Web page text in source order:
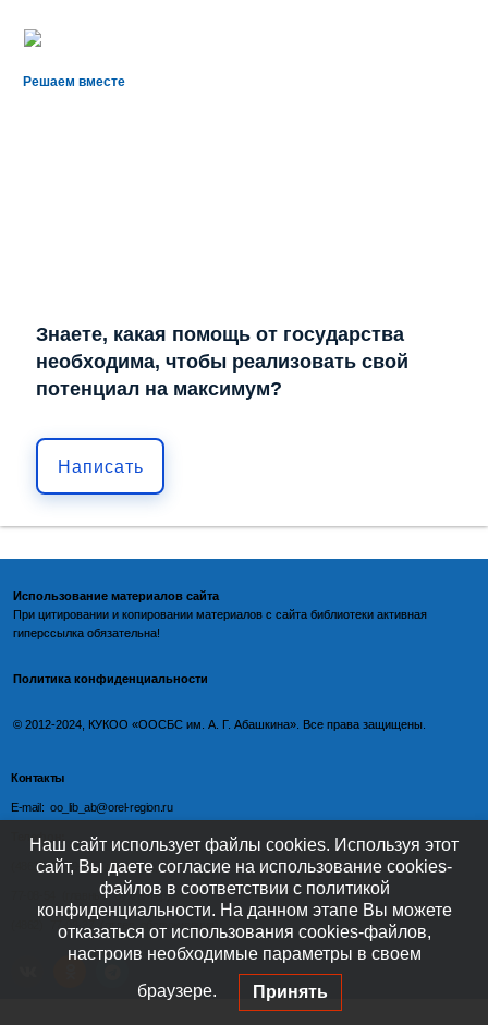
Решаем вместе
Знаете, какая помощь от государства
необходима, чтобы реализовать свой
потенциал на максимум?
Написать
Использование материалов сайта
При цитировании и копировании материалов с сайта библиотеки активная
гиперссылка обязательна!
Политика конфиденциальности
©️ 2012-2024, КУКОО «ООСБС им. А. Г. Абашкина». Все права защищены.
Контакты
E-mail: oo_lib_ab@orel-region.ru
Телефон:
(4862) 77-09-75 (директор),
77-08-54 (главный бухгалтер),
Наш сайт использует файлы cookies. Используя этот
сайт, Вы даете согласие на использование cookies-
файлов в соответствии с политикой
конфиденциальности. На данном этапе Вы можете
отказаться от использования cookies-файлов,
настроив необходимые параметры в своем
браузере. Принять